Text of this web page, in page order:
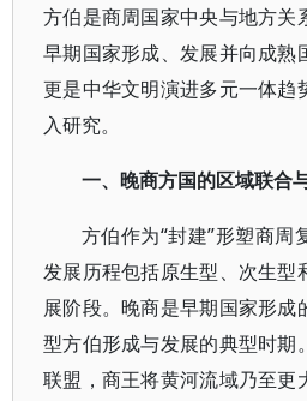
方伯是商周国家中央与地方关
早期国家形成、发展并向成熟
更是中华文明演进多元一体趋
入研究。
一、晚商方国的区域联合
方伯作为“封建”形塑商周
发展历程包括原生型、次生型
展阶段。晚商是早期国家形成
型方伯形成与发展的典型时期
联盟，商王将黄河流域乃至更